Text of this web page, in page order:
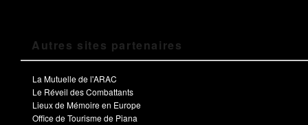
Autres sites partenaires
La Mutuelle de l'ARAC
Le Réveil des Combattants
Lieux de Mémoire en Europe
Office de Tourisme de Piana